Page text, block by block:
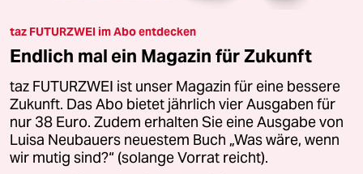
taz FUTURZWEI im Abo entdecken
Endlich mal ein Magazin für Zukunft
taz FUTURZWEI ist unser Magazin für eine bessere
Zukunft. Das Abo bietet jährlich vier Ausgaben für
nur 38 Euro. Zudem erhalten Sie eine Ausgabe von
Luisa Neubauers neuestem Buch „Was wäre, wenn
wir mutig sind?“ (solange Vorrat reicht).